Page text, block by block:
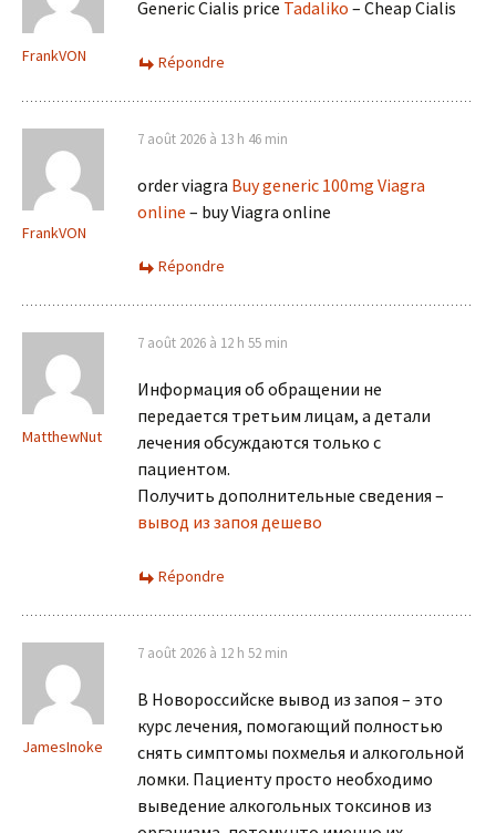
FrankVON
Generic Cialis price Tadaliko – Cheap Cialis
Répondre
FrankVON
7 août 2026 à 13 h 46 min
order viagra Buy generic 100mg Viagra
online – buy Viagra online
Répondre
MatthewNut
7 août 2026 à 12 h 55 min
Информация об обращении не
передается третьим лицам, а детали
лечения обсуждаются только с
пациентом.
Получить дополнительные сведения –
вывод из запоя дешево
Répondre
JamesInoke
7 août 2026 à 12 h 52 min
В Новороссийске вывод из запоя – это
курс лечения, помогающий полностью
снять симптомы похмелья и алкогольной
ломки. Пациенту просто необходимо
выведение алкогольных токсинов из